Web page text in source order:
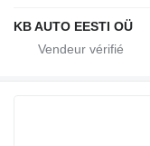
KB AUTO EESTI OÜ